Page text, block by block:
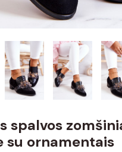
spalvos
su ornamentais